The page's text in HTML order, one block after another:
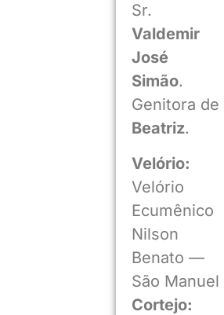
Sr.
Valdemir
José
Simão.
Genitora de
Beatriz.
Velório:
Velório
Ecumênico
Nilson
Benato —
São Manuel
Cortejo: